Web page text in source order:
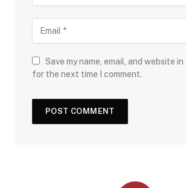
Save my name, email, and website
for the next time I comment.